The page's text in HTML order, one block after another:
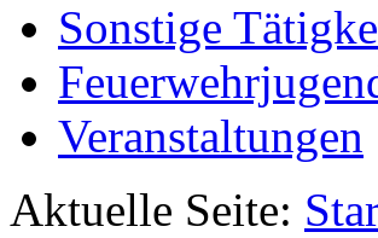
Sonstige
Veranstaltungen
Aktuelle Seite: